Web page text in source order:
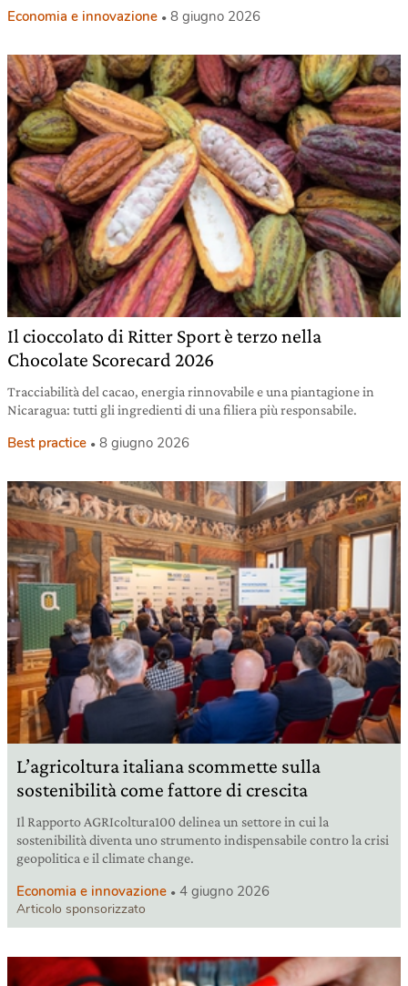
Economia e innovazione 8 giugno 2026
Il cioccolato di Ritter Sport è terzo nella
Chocolate Scorecard 2026
Tracciabilità del cacao, energia rinnovabile e una piantagione in
Nicaragua: tutti gli ingredienti di una filiera più responsabile.
Best practice 8 giugno 2026
L’agricoltura italiana scommette sulla
sostenibilità come fattore di crescita
Il Rapporto AGRIcoltura100 delinea un settore in cui la
sostenibilità diventa uno strumento indispensabile contro la crisi
geopolitica e il climate change.
Economia e innovazione 4 giugno 2026
Articolo sponsorizzato